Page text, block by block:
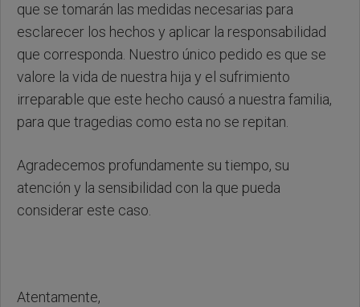
que se tomarán las medidas necesarias para
esclarecer los hechos y aplicar la responsabilidad
que corresponda. Nuestro único pedido es que se
valore la vida de nuestra hija y el sufrimiento
irreparable que este hecho causó a nuestra familia,
para que tragedias como esta no se repitan.
Agradecemos profundamente su tiempo, su
atención y la sensibilidad con la que pueda
considerar este caso.
Atentamente,